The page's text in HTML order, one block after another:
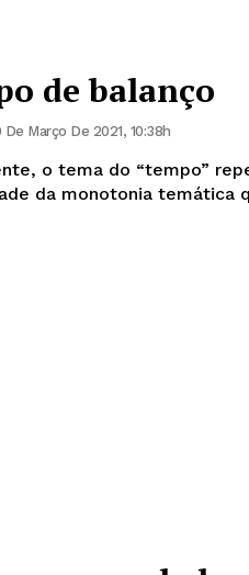
de balanço
De Março De 2021, 10:38h
o tema do “tempo”
da monotonia temática